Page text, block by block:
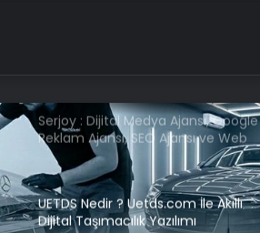
Serjoy : Dijital Medya Ajansı, Google
Reklam Ajansı, SEO Ajansı ve Web
Tasarım Ajansı
UETDS Nedir ? Uetds.com İle Akıllı
Dijital Taşımacılık Yazılımı